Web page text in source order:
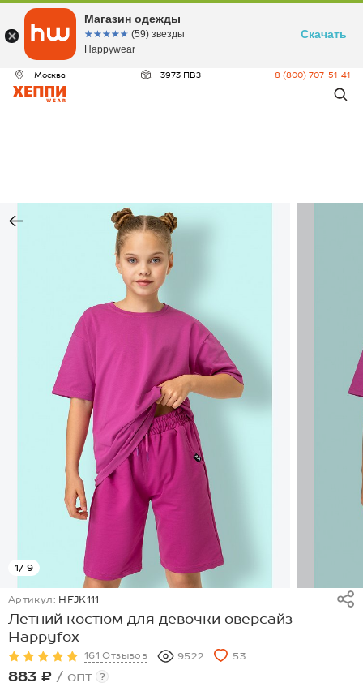
Москва 3973 ПВЗ 8 (800) 707-51-41
1/ 9
Артикул: HFJK111
Летний костюм для девочки оверсайз
Happyfox
161 Отзывов 9522 53
883 ₽ / опт ?
Магазин одежды
☆☆☆☆☆
★★★★★ (59) звезды
Happywear
Скачать